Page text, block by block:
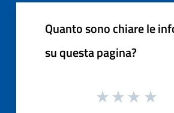
Quanto sono chiare le
su questa pagina?